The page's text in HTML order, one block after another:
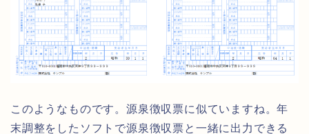
このようなものです。源泉徴収票に似ていますね。年
末調整をしたソフトで源泉徴収票と一緒に出力できる